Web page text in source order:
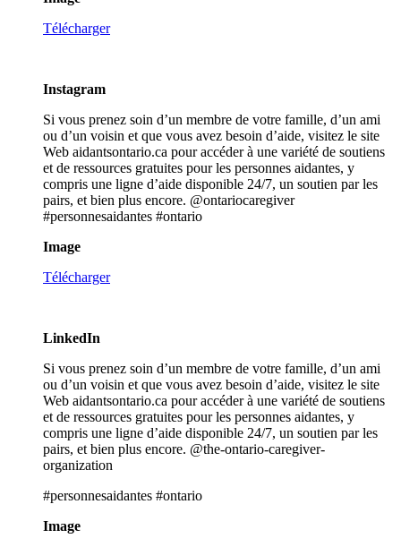
Télécharger
Instagram
Si vous prenez soin d’un membre de votre famille, d’un ami
ou d’un voisin et que vous avez besoin d’aide, visitez le site
Web aidantsontario.ca pour accéder à une variété de soutiens
et de ressources gratuites pour les personnes aidantes, y
compris une ligne d’aide disponible 24/7, un soutien par les
pairs, et bien plus encore. @ontariocaregiver
#personnesaidantes #ontario
Image
Télécharger
LinkedIn
Si vous prenez soin d’un membre de votre famille, d’un ami
ou d’un voisin et que vous avez besoin d’aide, visitez le site
Web aidantsontario.ca pour accéder à une variété de soutiens
et de ressources gratuites pour les personnes aidantes, y
compris une ligne d’aide disponible 24/7, un soutien par les
pairs, et bien plus encore. @the-ontario-caregiver-
organization
#personnesaidantes #ontario
Image